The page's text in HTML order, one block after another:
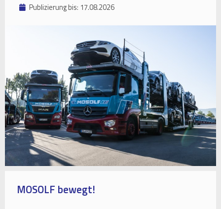
Publizierung bis: 17.08.2026
MOSOLF bewegt!